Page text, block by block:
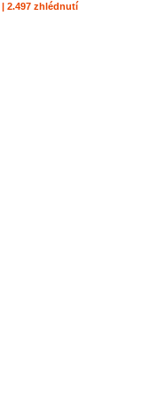
| 2.497 zhlédnutí